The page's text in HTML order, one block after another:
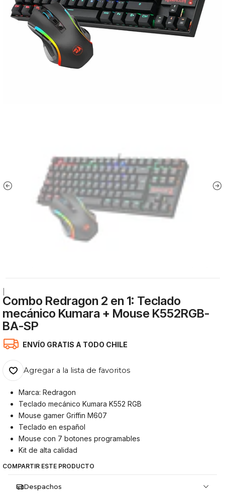
Combo Redragon 2 en 1: Teclado
mecánico Kumara + Mouse K552RGB-
BA-SP
ENVÍO GRATIS A TODO CHILE
Agregar a la lista de favoritos
Marca: Redragon
Teclado mecánico Kumara K552 RGB
Mouse gamer Griffin M607
Teclado en español
Mouse con 7 botones programables
Kit de alta calidad
COMPARTIR ESTE PRODUCTO
Despachos